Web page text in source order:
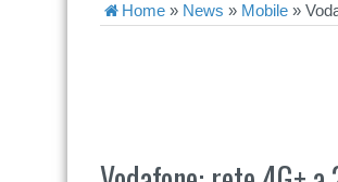
Home » News » Mobile »